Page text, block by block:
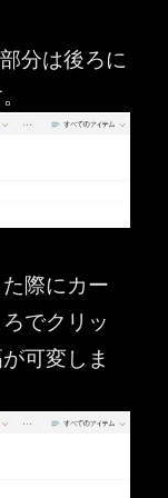
分は後ろに
際にカー
でクリッ
可変しま